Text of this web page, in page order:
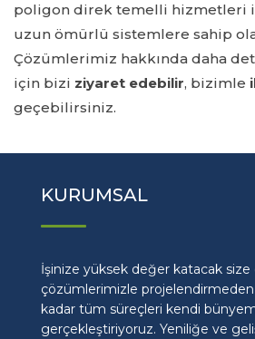
poligon direk temelli hizmetleri
uzun ömürlü sistemlere sahip
Çözümlerimiz hakkında daha
için bizi ziyaret edebilir, bizimle
geçebilirsiniz.
KURUMSAL
İşinize yüksek değer katacak size
çözümlerimizle
kadar tüm süreçleri kendi
gerçekleştiriyoruz. Yeniliğe ve